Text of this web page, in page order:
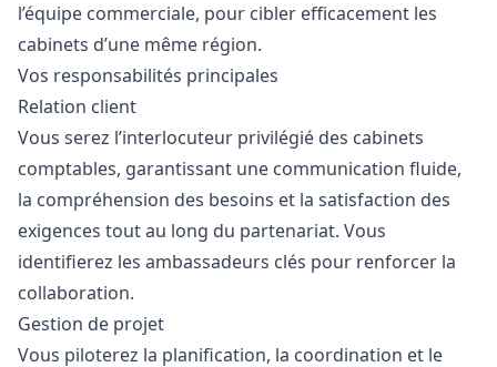
l’équipe commerciale, pour cibler efficacement les
cabinets d’une même région.
Vos responsabilités principales
Relation client
Vous serez l’interlocuteur privilégié des cabinets
comptables, garantissant une communication fluide,
la compréhension des besoins et la satisfaction des
exigences tout au long du partenariat. Vous
identifierez les ambassadeurs clés pour renforcer la
collaboration.
Gestion de projet
Vous piloterez la planification, la coordination et le